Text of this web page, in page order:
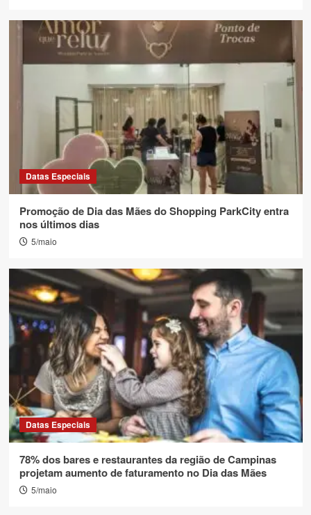
Datas Especiais
Promoção de Dia das Mães do Shopping ParkCity entra
nos últimos dias
5/maio
Datas Especiais
78% dos bares e restaurantes da região de Campinas
projetam aumento de faturamento no Dia das Mães
5/maio